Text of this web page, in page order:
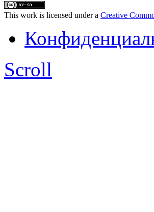
This work is licensed under a Creative
Scroll